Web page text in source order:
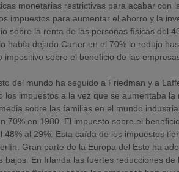
monetarias restrictivas para acabar con
impuestos para aumentar el ahorro y la
sobre la renta de las personas físicas del
había dejado Carter en el 70% lo redujo
impositivo sobre el beneficio de las
del mundo ha seguido a Friedman y a
los impuestos a la vez que se aumentaba la
sobre las familias en el mundo
70% en 1980. El impuesto sobre el
48% al 29%. Esta caída de los impuestos
Gran parte de la Europa del Este ha
bajos. En Irlanda las fuertes reducciones de